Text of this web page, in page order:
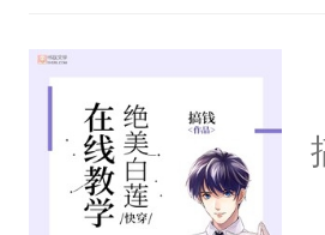
有小愚在演！是快穿